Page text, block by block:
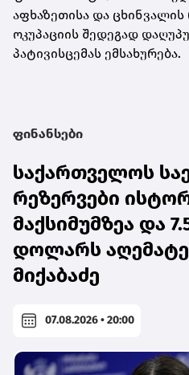
აფხაზეთისა და
ოკუპაციის შედეგად
პატივისცემას ემსახურება.
ფინანსები
საქართველოს
რეზერვები
მაქსიმუმზეა და
დოლარს
მიქაბაძე
07.08.2026 • 20:00